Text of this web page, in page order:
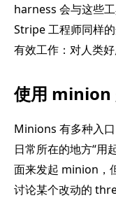
harness 会与这些
Stripe 工程师同样
有效工作：对人类
使用 minion
Minions 有多种入
日常所在的地方“用
面来发起 minion，
讨论某个改动的